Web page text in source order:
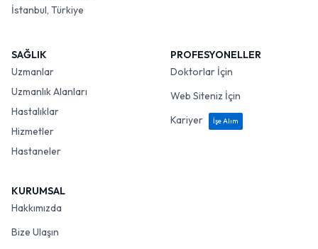
İstanbul, Türkiye
SAĞLIK
Uzmanlar
Uzmanlık Alanları
Hastalıklar
Hizmetler
Hastaneler
PROFESYONELLER
Doktorlar İçin
Web Siteniz İçin
Kariyer
İşe Alım
KURUMSAL
Hakkımızda
Bize Ulaşın